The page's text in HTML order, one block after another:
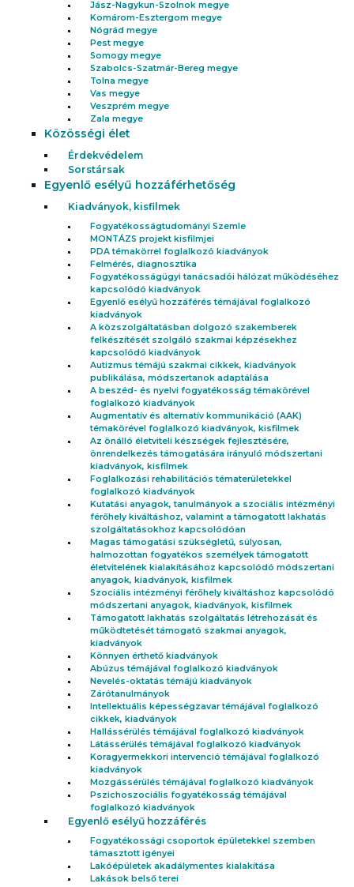
Jász-Nagykun-Szolnok megye
Komárom-Esztergom megye
Nógrád megye
Pest megye
Somogy megye
Szabolcs-Szatmár-Bereg megye
Tolna megye
Vas megye
Veszprém megye
Zala megye
Közösségi élet
Érdekvédelem
Sorstársak
Egyenlő esélyű hozzáférhetőség
Kiadványok, kisfilmek
Fogyatékosságtudományi Szemle
MONTÁZS projekt kisfilmjei
PDA témakörrel foglalkozó kiadványok
Felmérés, diagnosztika
Fogyatékosságügyi tanácsadói hálózat működéséhez
kapcsolódó kiadványok
Egyenlő esélyű hozzáférés témájával foglalkozó
kiadványok
A közszolgáltatásban dolgozó szakemberek
felkészítését szolgáló szakmai képzésekhez
kapcsolódó kiadványok
Autizmus témájú szakmai cikkek, kiadványok
publikálása, módszertanok adaptálása
A beszéd- és nyelvi fogyatékosság témakörével
foglalkozó kiadványok
Augmentatív és alternatív kommunikáció (AAK)
témakörével foglalkozó kiadványok, kisfilmek
Az önálló életviteli készségek fejlesztésére,
önrendelkezés támogatására irányuló módszertani
kiadványok, kisfilmek
Foglalkozási rehabilitációs tématerületekkel
foglalkozó kiadványok
Kutatási anyagok, tanulmányok a szociális intézményi
férőhely kiváltáshoz, valamint a támogatott lakhatás
szolgáltatásokhoz kapcsolódóan
Magas támogatási szükségletű, súlyosan,
halmozottan fogyatékos személyek támogatott
életvitelének kialakításához kapcsolódó módszertani
anyagok, kiadványok, kisfilmek
Szociális intézményi férőhely kiváltáshoz kapcsolódó
módszertani anyagok, kiadványok, kisfilmek
Támogatott lakhatás szolgáltatás létrehozását és
működtetését támogató szakmai anyagok,
kiadványok
Könnyen érthető kiadványok
Abúzus témájával foglalkozó kiadványok
Nevelés-oktatás témájú kiadványok
Zárótanulmányok
Intellektuális képességzavar témájával foglalkozó
cikkek, kiadványok
Hallássérülés témájával foglalkozó kiadványok
Látássérülés témájával foglalkozó kiadványok
Koragyermekkori intervenció témájával foglalkozó
kiadványok
Mozgássérülés témájával foglalkozó kiadványok
Pszichoszociális fogyatékosság témájával
foglalkozó kiadványok
Egyenlő esélyű hozzáférés
Fogyatékossági csoportok épületekkel szemben
támasztott igényei
Lakóépületek akadálymentes kialakítása
Lakások belső terei